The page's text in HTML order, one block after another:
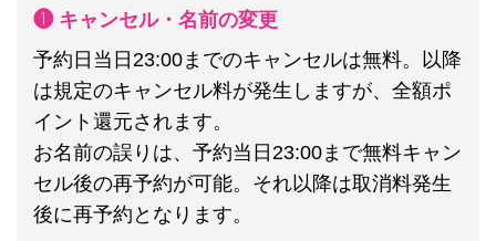
❶ キャンセル・名前の変更
予約日当日23:00までのキャンセルは無料。以降
は規定のキャンセル料が発生しますが、全額ポ
イント還元されます。
お名前の誤りは、予約当日23:00まで無料キャン
セル後の再予約が可能。それ以降は取消料発生
後に再予約となります。